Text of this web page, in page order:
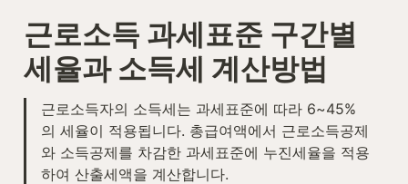
근로소득 과세표준 구간별
세율과 소득세 계산방법
근로소득자의 소득세는 과세표준에 따라 6~45%
의 세율이 적용됩니다. 총급여액에서 근로소득공제
와 소득공제를 차감한 과세표준에 누진세율을 적용
하여 산출세액을 계산합니다.